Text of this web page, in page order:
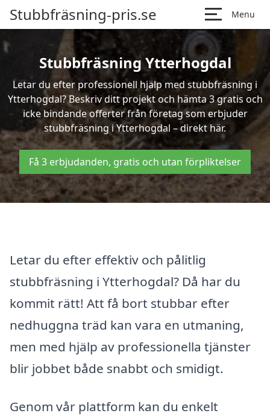
Stubbfräsning-pris.se Menu
Stubbfräsning Ytterhogdal
Letar du efter professionell hjälp med stubbfräsning i
Ytterhogdal? Beskriv ditt projekt och hämta 3 gratis och
icke bindande offerter från företag som erbjuder
stubbfräsning i Ytterhogdal – direkt här.
Få 3 erbjudanden, gratis och utan förpliktelser
Letar du efter effektiv och pålitlig
stubbfräsning i Ytterhogdal? Då har du
kommit rätt! Att få bort stubbar efter
nedhuggna träd kan vara en utmaning,
men med hjälp av professionella tjänster
blir jobbet både snabbt och smidigt.
Genom vår plattform kan du enkelt